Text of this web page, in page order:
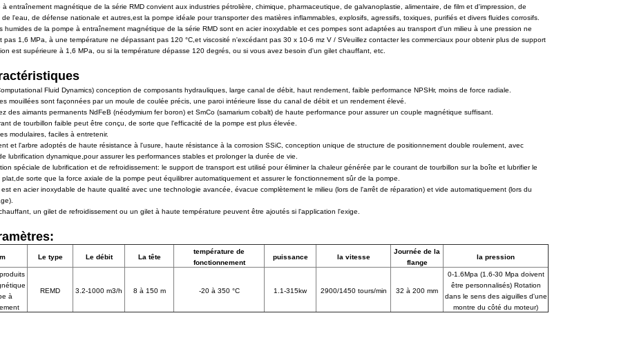
à entraînement magnétique de la série RMD convient aux industries pétrolière, chimique, pharmaceutique, de galvanoplastie, alimentaire, de film et d'impression, de
de l'eau, de défense nationale et autres,est la pompe idéale pour transporter des matières inflammables, explosifs, agressifs, toxiques, purifiés et divers fluides corrosifs.
humides de la pompe à entraînement magnétique de la série RMD sont en acier inoxydable et ces pompes sont adaptées au transport d'un milieu à une pression ne
pas 1,6 MPa, à une température ne dépassant pas 120 °C,et viscosité n'excédant pas 30 x 10-6 mz V / SVeuillez contacter les commerciaux pour obtenir plus de support
est supérieure à 1,6 MPa, ou si la température dépasse 120 degrés, ou si vous avez besoin d'un gilet chauffant, etc.
Fluid Dynamics) conception de composants hydrauliques, large canal de débit, haut rendement, faible performance NPSHr, moins de force radiale.
mouillées sont façonnées par un moule de coulée précis, une paroi intérieure lisse du canal de débit et un rendement élevé.
des aimants permanents NdFeB (néodymium fer boron) et SmCo (samarium cobalt) de haute performance pour assurer un couple magnétique suffisant.
de tourbillon faible peut être conçu, de sorte que l'efficacité de la pompe est plus élevée.
modulaires, faciles à entretenir.
et l'arbre adoptés de haute résistance à l'usure, haute résistance à la corrosion SSiC, conception unique de structure de positionnement double roulement, avec
lubrification dynamique,pour assurer les performances stables et prolonger la durée de vie.
spéciale de lubrification et de refroidissement: le support de transport est utilisé pour éliminer la chaleur générée par le courant de tourbillon sur la boîte et lubrifier le
plat,de sorte que la force axiale de la pompe peut équilibrer automatiquement et assurer le fonctionnement sûr de la pompe.
en acier inoxydable de haute qualité avec une technologie avancée, évacue complètement le milieu (lors de l'arrêt de réparation) et vide automatiquement (lors du
un gilet de refroidissement ou un gilet à haute température peuvent être ajoutés si l'application l'exige.
Le type Le débit La tête
température de
fonctionnement
puissance la vitesse
Journée de la
flange
la pression
à
REMD 3.2-1000 m3/h 8 à 150 m -20 à 350 °C 1.1-315kw 2900/1450 tours/min 32 à 200 mm
0-1.6Mpa (1.6-30 Mpa doivent
être personnalisés) Rotation
dans le sens des aiguilles d'une
montre du côté du moteur)